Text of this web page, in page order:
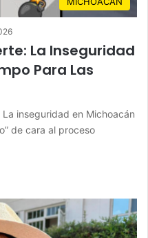
La Inseguridad
Para Las
inseguridad en Michoacán
de cara al proceso